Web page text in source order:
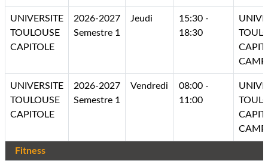
UNIVERSITE
TOULOUSE
CAPITOLE
2026-2027
Semestre 1
Jeudi
15:30 -
18:30
UNIVERSITE
TOULOUSE
CAPITOLE
2026-2027
Semestre 1
Vendredi
08:00 -
11:00
Fitness